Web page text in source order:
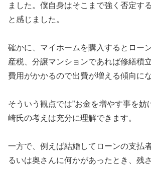
ました。僕自身はそこまで強く否定す
と感じました。
確かに、マイホームを購入するとロー
産税、分譲マンションであれば修繕積
費用がかかるので出費が増える傾向に
そういう観点では”お金を増やす事を妨
崎氏の考えは充分に理解できます。
一方で、例えば結婚してローンの支払
るいは奥さんに何かがあったとき、残